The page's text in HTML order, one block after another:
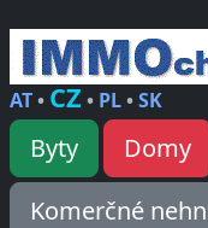
AT• CZ • PL•SK
Byty Domy
Komerčné